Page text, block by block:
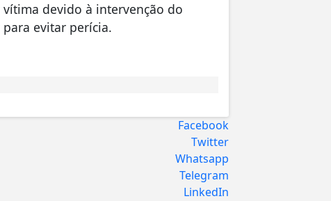
devido à intervenção do
evitar perícia.
Facebook
Twitter
Whatsapp
Telegram
LinkedIn